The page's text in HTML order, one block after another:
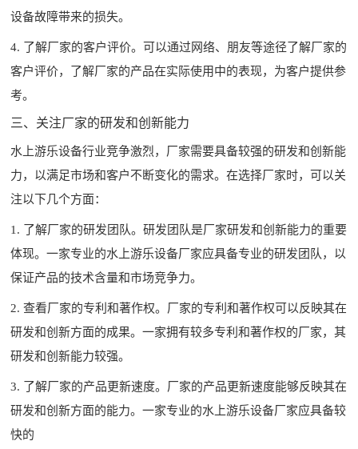
设备故障带来的损失。
4. 了解厂家的客户评价。可以通过网络、朋友等途径了解厂家的
客户评价，了解厂家的产品在实际使用中的表现，为客户提供参
考。
三、关注厂家的研发和创新能力
水上游乐设备行业竞争激烈，厂家需要具备较强的研发和创新能
力，以满足市场和客户不断变化的需求。在选择厂家时，可以关
注以下几个方面：
1. 了解厂家的研发团队。研发团队是厂家研发和创新能力的重要
体现。一家专业的水上游乐设备厂家应具备专业的研发团队，以
保证产品的技术含量和市场竞争力。
2. 查看厂家的专利和著作权。厂家的专利和著作权可以反映其在
研发和创新方面的成果。一家拥有较多专利和著作权的厂家，其
研发和创新能力较强。
3. 了解厂家的产品更新速度。厂家的产品更新速度能够反映其在
研发和创新方面的能力。一家专业的水上游乐设备厂家应具备较
快的